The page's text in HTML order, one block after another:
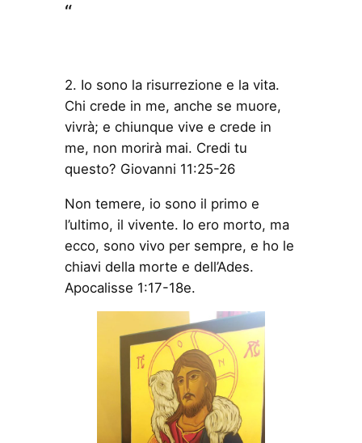
“
2. Io sono la risurrezione e la vita.
Chi crede in me, anche se muore,
vivrà; e chiunque vive e crede in
me, non morirà mai. Credi tu
questo? Giovanni 11:25-26
Non temere, io sono il primo e
l’ultimo, il vivente. Io ero morto, ma
ecco, sono vivo per sempre, e ho le
chiavi della morte e dell’Ades.
Apocalisse 1:17-18e.